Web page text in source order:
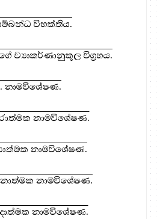
විභක්තිය.
ව්‍යාකර්ණානුකූල විග්‍රහය.
නාමවිශේෂණ.
නාමවිශේෂණ.
නාමවිශේෂණ.
නාමවිශේෂණ.
නාමවිශේෂණ.